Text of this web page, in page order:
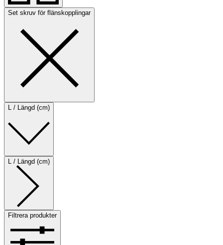
Set skruv för flänskopplingar
L / Längd (cm)
L / Längd (cm)
Filtrera produkter